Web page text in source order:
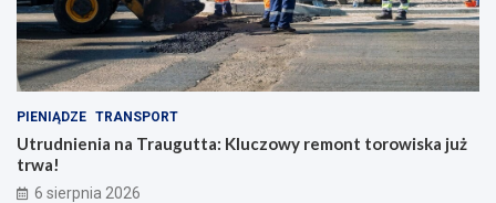
PIENIĄDZE TRANSPORT
Utrudnienia na Traugutta: Kluczowy remont torowiska już
trwa!
6 sierpnia 2026